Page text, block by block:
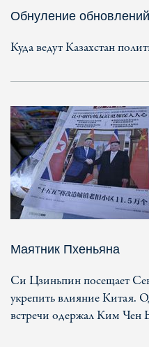
Обнуление обновлений
Куда ведут Казахстан
Маятник Пхеньяна
Си Цзиньпин посещает
укрепить влияние Китая.
встречи одержал Ким Чен